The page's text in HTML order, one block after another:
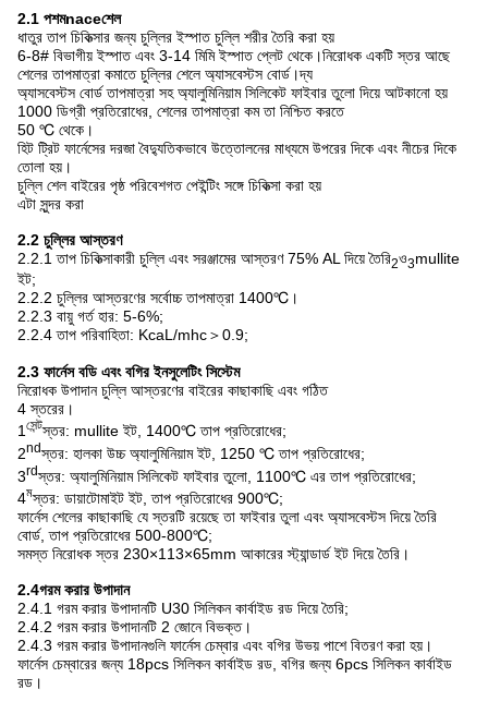
2.1 পশমnaceশেল
ধাতুর তাপ চিকিত্সার জন্য চুল্লির ইস্পাত চুল্লি শরীর তৈরি করা হয়
6-8# বিভাগীয় ইস্পাত এবং 3-14 মিমি ইস্পাত প্লেট থেকে।নিরোধক একটি স্তর আছে
শেলের তাপমাত্রা কমাতে চুল্লির শেলে অ্যাসবেস্টস বোর্ড।দ্য
অ্যাসবেস্টস বোর্ড তাপমাত্রা সহ অ্যালুমিনিয়াম সিলিকেট ফাইবার তুলো দিয়ে আটকানো হয়
1000 ডিগ্রী প্রতিরোধের, শেলের তাপমাত্রা কম তা নিশ্চিত করতে
50 ℃ থেকে।
হিট ট্রিট ফার্নেসের দরজা বৈদ্যুতিকভাবে উত্তোলনের মাধ্যমে উপরের দিকে এবং নীচের দিকে
তোলা হয়।
চুল্লি শেল বাইরের পৃষ্ঠ পরিবেশগত পেইন্টিং সঙ্গে চিকিত্সা করা হয়
এটা সুন্দর করা
2.2 চুল্লির আস্তরণ
2.2.1 তাপ চিকিত্সাকারী চুল্লি এবং সরঞ্জামের আস্তরণ 75% AL দিয়ে তৈরি2ও3mullite
ইট;
2.2.2 চুল্লির আস্তরণের সর্বোচ্চ তাপমাত্রা 1400℃।
2.2.3 বায়ু গর্ত হার: 5-6%;
2.2.4 তাপ পরিবাহিতা: KcaL/mhc＞0.9;
2.3 ফার্নেস বডি এবং বগির ইনসুলেটিং সিস্টেম
নিরোধক উপাদান চুল্লি আস্তরণের বাইরের কাছাকাছি এবং গঠিত
4 স্তরের।
1সেন্টস্তর: mullite ইট, 1400℃ তাপ প্রতিরোধের;
2ndস্তর: হালকা উচ্চ অ্যালুমিনিয়াম ইট, 1250 ℃ তাপ প্রতিরোধের;
3rdস্তর: অ্যালুমিনিয়াম সিলিকেট ফাইবার তুলো, 1100℃ এর তাপ প্রতিরোধের;
4মস্তর: ডায়াটোমাইট ইট, তাপ প্রতিরোধের 900℃;
ফার্নেস শেলের কাছাকাছি যে স্তরটি রয়েছে তা ফাইবার তুলা এবং অ্যাসবেস্টস দিয়ে তৈরি
বোর্ড, তাপ প্রতিরোধের 500-800℃;
সমস্ত নিরোধক স্তর 230×113×65mm আকারের স্ট্যান্ডার্ড ইট দিয়ে তৈরি।
2.4গরম করার উপাদান
2.4.1 গরম করার উপাদানটি U30 সিলিকন কার্বাইড রড দিয়ে তৈরি;
2.4.2 গরম করার উপাদানটি 2 জোনে বিভক্ত।
2.4.3 গরম করার উপাদানগুলি ফার্নেস চেম্বার এবং বগির উভয় পাশে বিতরণ করা হয়।
ফার্নেস চেম্বারের জন্য 18pcs সিলিকন কার্বাইড রড, বগির জন্য 6pcs সিলিকন কার্বাইড
রড।